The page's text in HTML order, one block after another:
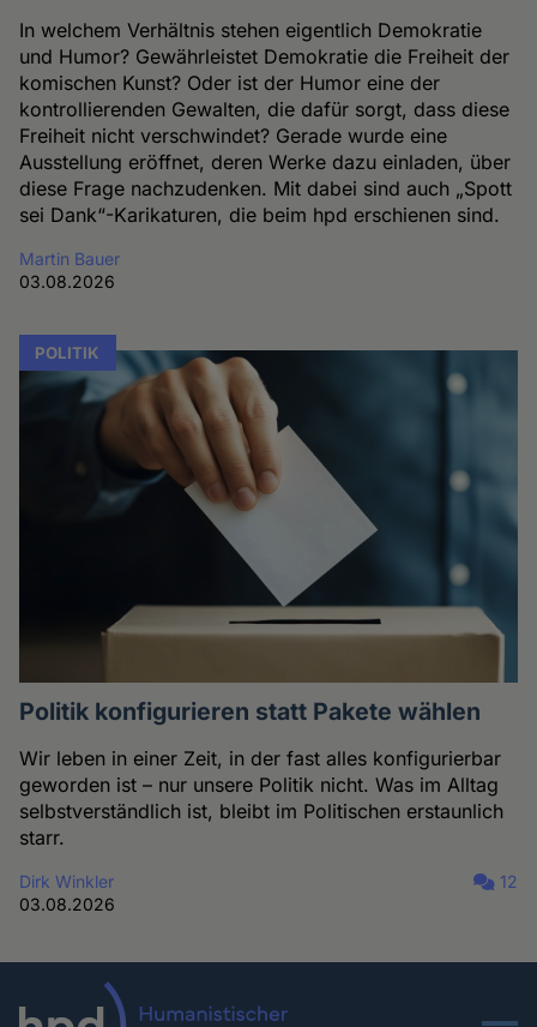
In welchem Verhältnis stehen eigentlich Demokratie
und Humor? Gewährleistet Demokratie die Freiheit der
komischen Kunst? Oder ist der Humor eine der
kontrollierenden Gewalten, die dafür sorgt, dass diese
Freiheit nicht verschwindet? Gerade wurde eine
Ausstellung eröffnet, deren Werke dazu einladen, über
diese Frage nachzudenken. Mit dabei sind auch „Spott
sei Dank“-Karikaturen, die beim hpd erschienen sind.
Martin Bauer
03.08.2026
POLITIK
Politik konfigurieren statt Pakete wählen
Wir leben in einer Zeit, in der fast alles konfigurierbar
geworden ist – nur unsere Politik nicht. Was im Alltag
selbstverständlich ist, bleibt im Politischen erstaunlich
starr.
Dirk Winkler
03.08.2026
12